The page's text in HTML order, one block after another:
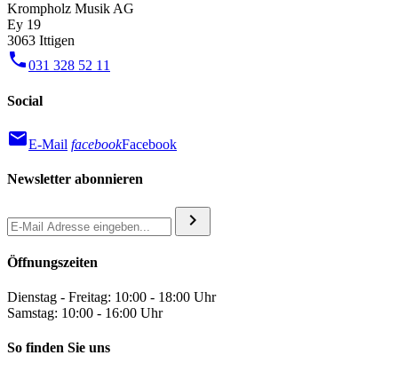
Krompholz Musik AG
Ey 19
3063 Ittigen
phone031 328 52 11
Social
mailE-Mail facebookFacebook
Newsletter abonnieren
chevron_right
Öffnungszeiten
Dienstag - Freitag: 10:00 - 18:00 Uhr
Samstag: 10:00 - 16:00 Uhr
So finden Sie uns